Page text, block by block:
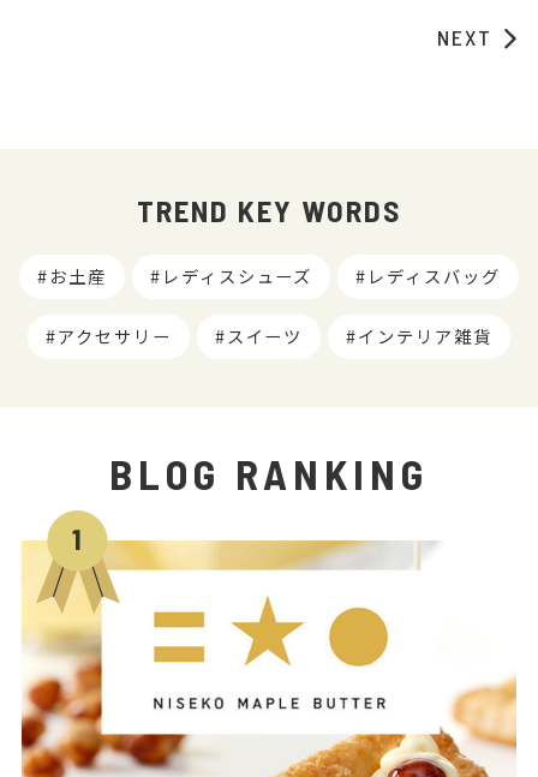
NEXT
TREND KEY WORDS
お土産 レディスシューズ レディスバッグ
アクセサリー スイーツ インテリア雑貨
BLOG RANKING